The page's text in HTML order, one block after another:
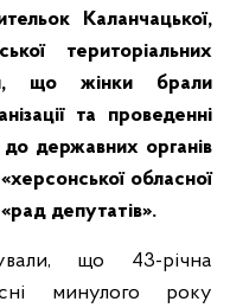
Каланчацької,
територіальних
що жінки брали
та проведенні
до державних органів
обласної
депутатів».
що 43-річна
минулого року